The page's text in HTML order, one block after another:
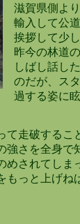
滋賀県側より
輸入して公道
挨拶して少し
昨今の林道の
しばし話した
のだが、スタ
過する姿に眩
走破するこ
強さを全身で
めされてし
をもっと